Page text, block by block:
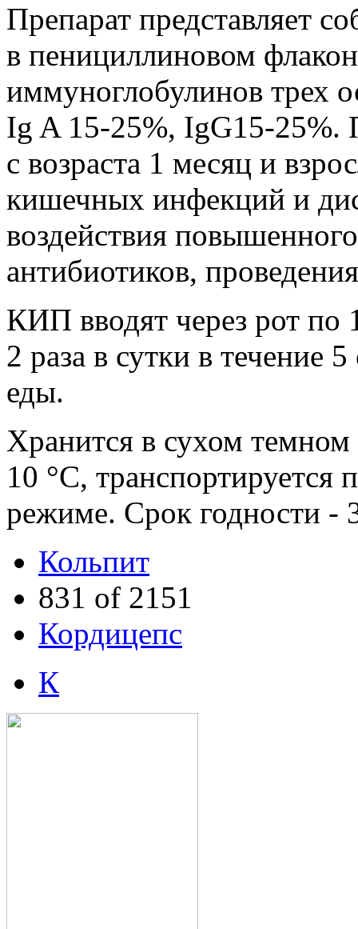
Препарат представляет
в пенициллиновом
иммуноглобулинов трех
Ig A 15-25%, IgG15-25%.
с возраста 1 месяц и
кишечных инфекций и
воздействия
антибиотиков,
КИП вводят через рот
2 раза в сутки в течение
еды.
Хранится в сухом
10 °С, транспортируется
режиме. Срок годности -
Кольпит
831 of 2151
Кордицепс
К